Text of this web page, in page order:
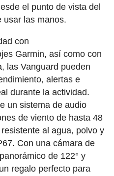
el punto de vista del
usar las manos.
con
Garmin, así como con
las Vanguard pueden
alertas e
durante la actividad.
un sistema de audio
de viento de hasta 48
al agua, polvo y
Con una cámara de
de 122° y
regalo perfecto para